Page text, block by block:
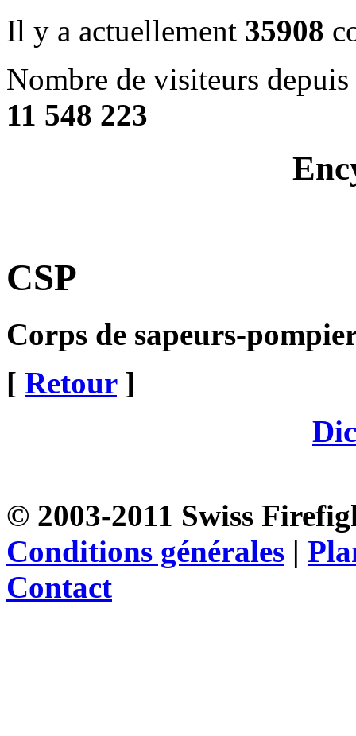
Il y a actuellement 35908
Nombre de visiteurs
11 548 223
CSP
Corps de sapeurs-
[ Retour]
© 2003-2011 Swiss
Conditions générales |
Contact